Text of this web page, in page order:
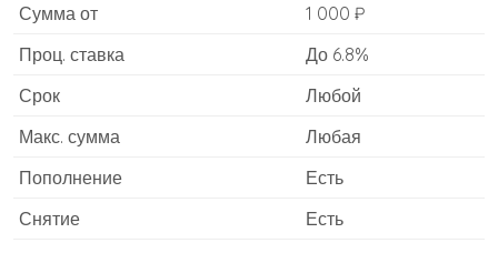
Сумма от
1 000 ₽
Проц. ставка
До 6.8%
Срок
Любой
Макс. сумма
Любая
Пополнение
Есть
Снятие
Есть